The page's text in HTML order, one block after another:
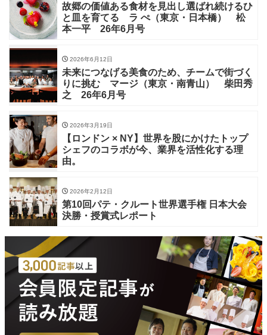
故郷の価値ある食材を見出し選ばれ続けるひ
と皿を育てる ラ ぺ（東京・日本橋） 松
本一平 26年6月号
2026年6月12日
未来につなげる美食のため、チームで街づく
りに挑む マージ（東京・南青山） 柴田秀
之 26年6月号
2026年3月19日
【ロンドン × NY】世界を股にかけたトップ
シェフのコラボが今、業界を活性化する理
由。
2026年2月12日
第10回パテ・クルート世界選手権 日本大会
決勝・授賞式レポート